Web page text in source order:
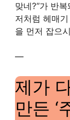
맞네?”가 반
저처럼 헤매
을 먼저 잡으
—
제가
만든 ‘